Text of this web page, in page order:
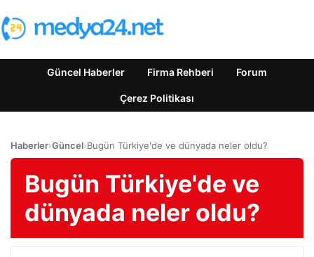
Güncel Haberler Firma Rehberi Forum
Çerez Politikası
Haberler›Güncel›Bugün Türkiye'de ve dünyada neler oldu?
Bugün Türkiye'de ve
dünyada neler oldu?